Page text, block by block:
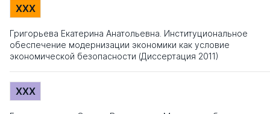
XXX
Григорьева Екатерина Анатольевна. Институциональное
обеспечение модернизации экономики как условие
экономической безопасности (Диссертация 2011)
XXX